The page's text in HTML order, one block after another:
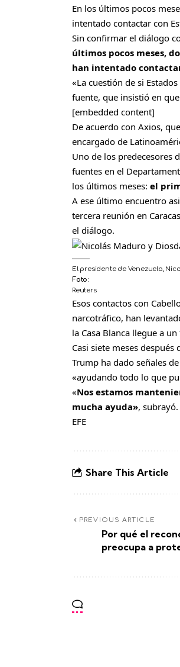
En los últimos pocos
intentado contactar con
Sin confirmar el diálogo
últimos pocos meses,
han intentado
«La cuestión de si
fuente, que insistió en
[embedded content]
De acuerdo con Axios,
encargado de
Uno de los predecesores
fuentes en el
los últimos meses: el
A ese último encuentro
tercera reunión en
el diálogo.
El presidente de Venezuela,
Foto:
Reuters
Esos contactos con
narcotráfico, han
la Casa Blanca llegue a
Casi siete meses
Trump ha dado señales
«ayudando todo lo que
«Nos estamos
mucha ayuda», subrayó.
EFE
Share This Article
PREVIOUS ARTICLE
Por qué el
preocupa a